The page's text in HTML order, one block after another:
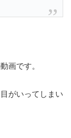
画です。
がいってしまい